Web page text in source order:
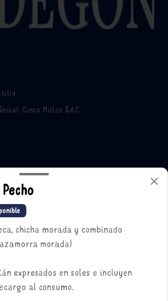
Cinco Millas S.A.C
chicha morada y combinado
morada)
expresados en soles e incluyen
al consumo.